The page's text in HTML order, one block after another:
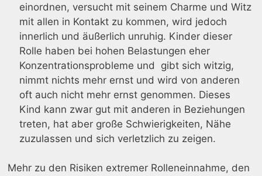
einordnen, versucht mit seinem Charme und Witz
mit allen in Kontakt zu kommen, wird jedoch
innerlich und äußerlich unruhig. Kinder dieser
Rolle haben bei hohen Belastungen eher
Konzentrationsprobleme und gibt sich witzig,
nimmt nichts mehr ernst und wird von anderen
oft auch nicht mehr ernst genommen. Dieses
Kind kann zwar gut mit anderen in Beziehungen
treten, hat aber große Schwierigkeiten, Nähe
zuzulassen und sich verletzlich zu zeigen.
Mehr zu den Risiken extremer Rolleneinnahme, den